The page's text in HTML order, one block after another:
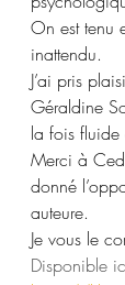
On est tenu
inattendu.
J’ai pris
Géraldine
la fois fluide
Merci à
donné
auteure.
Je vous le
Disponible